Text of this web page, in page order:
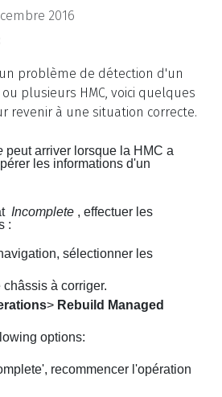
2016
problème de détection d'un
plusieurs HMC, voici quelques
revenir à une situation correcte.
peut arriver lorsque la HMC a
les informations d'un
Incomplete , effectuer les
:
sélectionner les
à corriger.
> Rebuild Managed
options:
recommencer l'opération